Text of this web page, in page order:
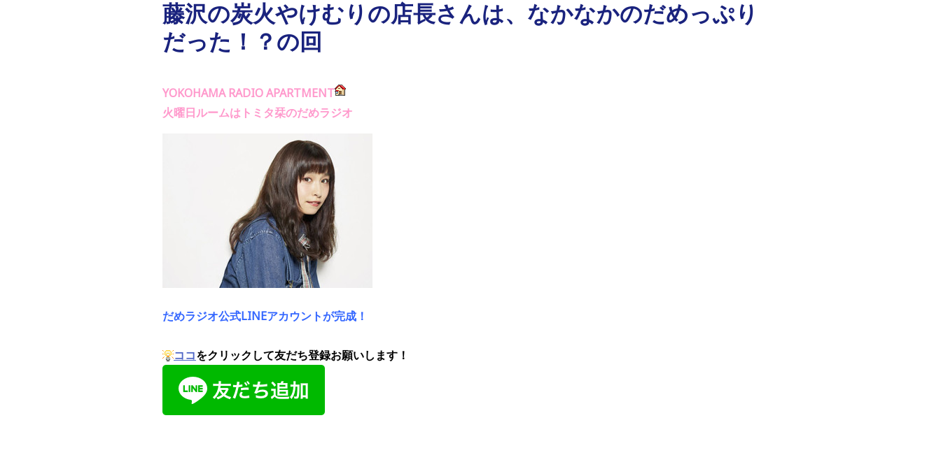
藤沢の炭火やけむりの店長さんは、なかなかのだめっぷり
だった！？の回
YOKOHAMA RADIO APARTMENT
火曜日ルームはトミタ栞のだめラジオ
だめラジオ公式LINEアカウントが完成！
ココをクリックして友だち登録お願いします！